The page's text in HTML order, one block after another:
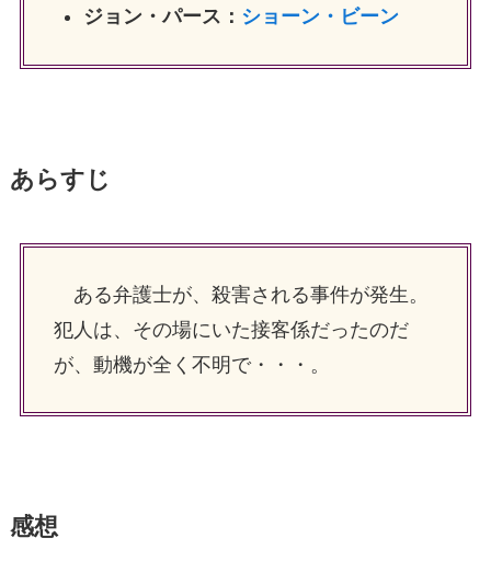
ジョン・パース： ショーン・ビーン
あらすじ
ある弁護士が、殺害される事件が発生。
犯人は、その場にいた接客係だったのだ
が、動機が全く不明で・・・。
感想